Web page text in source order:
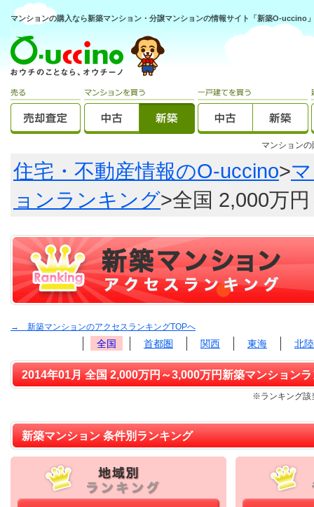
マンションの購入なら新築マンション・分譲マンションの情報サイト「新築O-uccino」
マンション
住宅・不動産情報のO-uccino>
ョンランキング>全国 2,000万
→ 新築マンションのアクセスランキングTOPへ
全国 首都圏 関西 東海 北
2014年01月 全国 2,000万円～3,000万円新築マンション
※ランキング該
新築マンション 条件別ランキング